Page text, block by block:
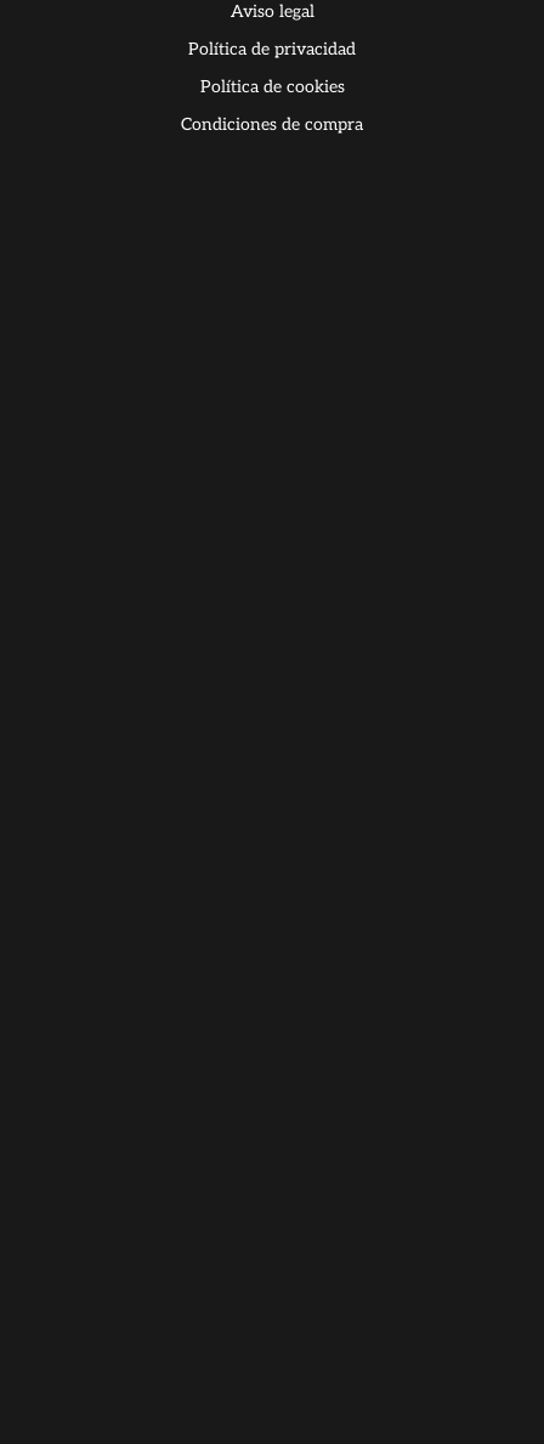
Aviso legal
Política de privacidad
Política de cookies
Condiciones de compra